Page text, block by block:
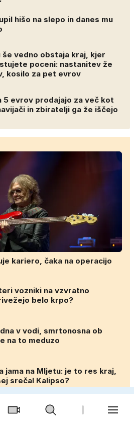
hišo na slepo in danes mu
še vedno obstaja kraj, kjer
poceni: nastanitev že
kosilo za pet evrov
5 evrov prodajajo za več kot
in zbiratelji ga že iščejo
kariero, čaka na operacijo
vozniki na vzvratno
belo krpo?
v vodi, smrtonosna ob
na to meduzo
jama na Mljetu: je to res kraj,
srečal Kalipso?